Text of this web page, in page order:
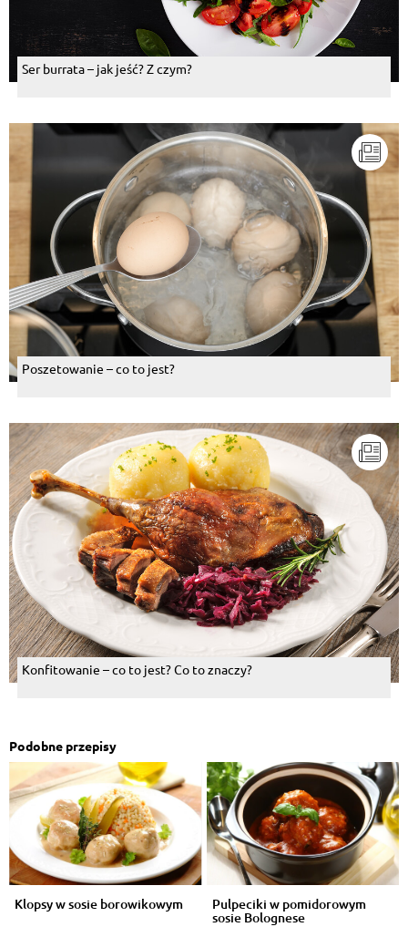
Ser burrata – jak jeść? Z czym?
Poszetowanie – co to jest?
Konfitowanie – co to jest? Co to znaczy?
Podobne przepisy
Klopsy w sosie borowikowym Pulpeciki w pomidorowym
sosie Bolognese